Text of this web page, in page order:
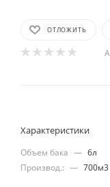
ОТЛОЖИТЬ
Характеристики
Объем бака — 6л
Производ.: — 700м3